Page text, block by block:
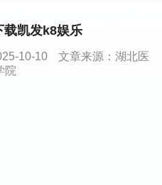
载凯发k8娱乐
10-10
文章来源：湖北医
院